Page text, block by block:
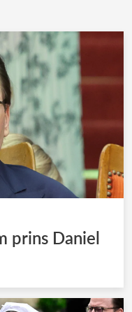
prins Daniel